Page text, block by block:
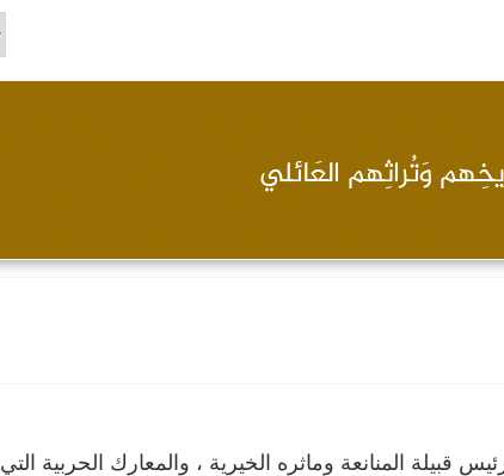
المنانعة وماثره الخيرية ، والمعارك الحربية التي